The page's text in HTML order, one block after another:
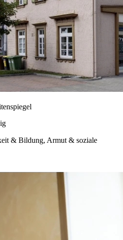
& Bildung, Armut & soziale